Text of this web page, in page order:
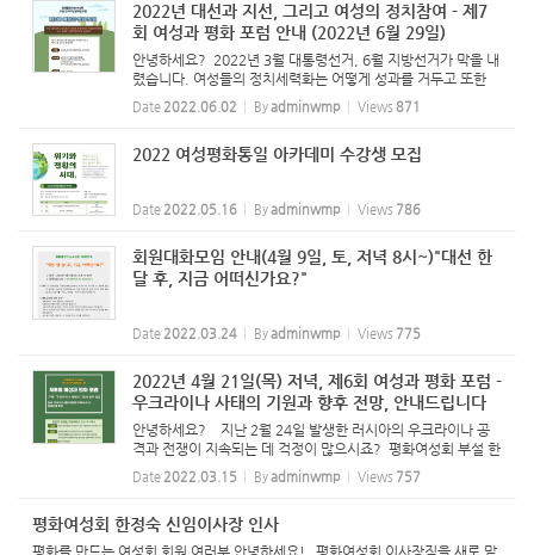
2022년 대선과 지선, 그리고 여성의 정치참여 - 제7
회 여성과 평화 포럼 안내 (2022년 6월 29일)
안녕하세요? 2022년 3월 대통령선거, 6월 지방선거가 막을 내
렸습니다. 여성들의 정치세력화는 어떻게 성과를 거두고 또한
어떤 과제를 남겼을까요? 평화여성회 부설 연구원의 '여성과 평
화포럼'에서 논의하는 자리를 마련했습니다. 관심있는 분들의
Date 2022.06.02 Byadminwmp Views 871
2022 여성평화통일 아카데미 수강생 모집
Date 2022.05.16 Byadminwmp Views 786
회원대화모임 안내(4월 9일, 토, 저녁 8시~)"대선 한
달 후, 지금 어떠신가요?"
Date 2022.03.24 Byadminwmp Views 775
2022년 4월 21일(목) 저녁, 제6회 여성과 평화 포럼 -
우크라이나 사태의 기원과 향후 전망, 안내드립니다
안녕하세요? 지난 2월 24일 발생한 러시아의 우크라이나 공
격과 전쟁이 지속되는 데 걱정이 많으시죠? 평화여성회 부설 한
국여성평화연구원에서 이번 사태의 기원과 향후 전망을 이해하
기 위해 4월 21일(목) 저녁, 온라인 줌으로 열리는 '여성과 평화
Date 2022.03.15 Byadminwmp Views 757
평화여성회 한정숙 신임이사장 인사